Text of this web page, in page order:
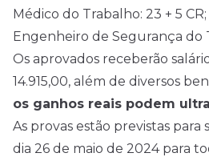
Médico do Trabalho: 23 + 5 CR;
Engenheiro de Segurança do
Os aprovados receberão
14.915,00, além de diversos
os ganhos reais podem
As provas estão previstas para
dia 26 de maio de 2024 para